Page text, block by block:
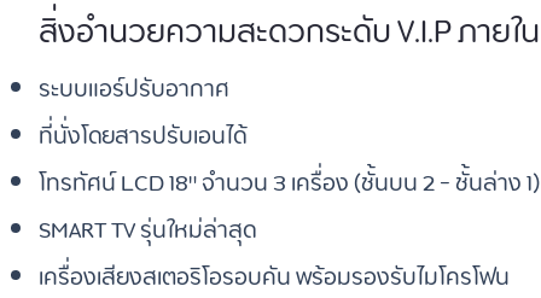
สิ่งอำนวยความสะดวกระดับ V.I.P ภายใ
ระบบแอร์ปรับอากาศ
ที่นั่งโดยสารปรับเอนได้
โทรทัศน์ LCD 18" จำนวน 3 เครื่อง (ชั้นบน 2 - ชั้นล่าง 1)
SMART TV รุ่นใหม่ล่าสุด
เครื่องเสียงสเตอริโอรอบคัน พร้อมรองรับไมโครโฟน